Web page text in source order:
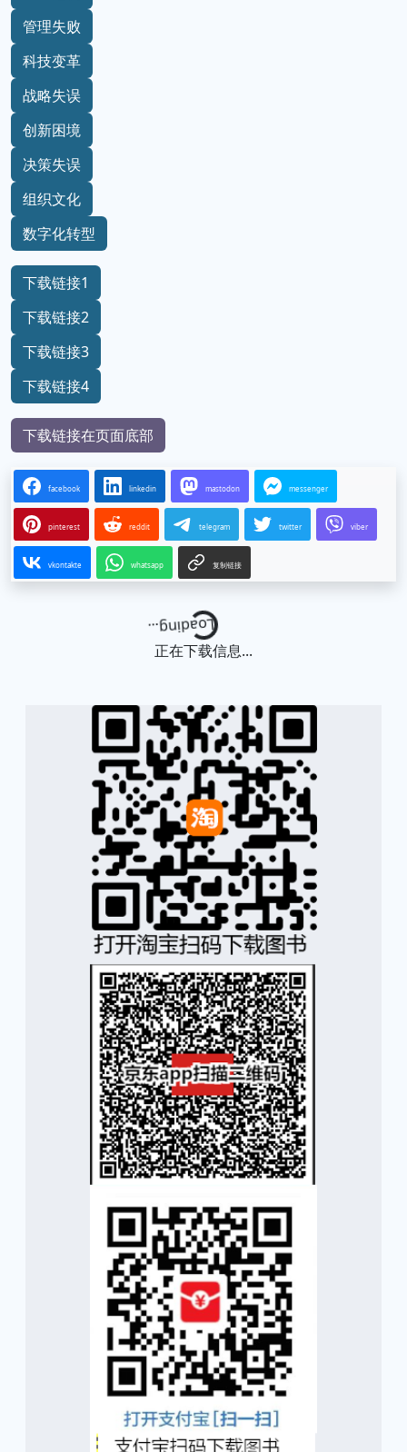
管理失败
科技变革
战略失误
创新困境
决策失误
组织文化
数字化转型
下载链接1
下载链接2
下载链接3
下载链接4
下载链接在页面底部
facebook linkedin mastodon messenger
pinterest reddit telegram twitter viber
vkontakte whatsapp 复制链接
Loading...
正在下载信息...